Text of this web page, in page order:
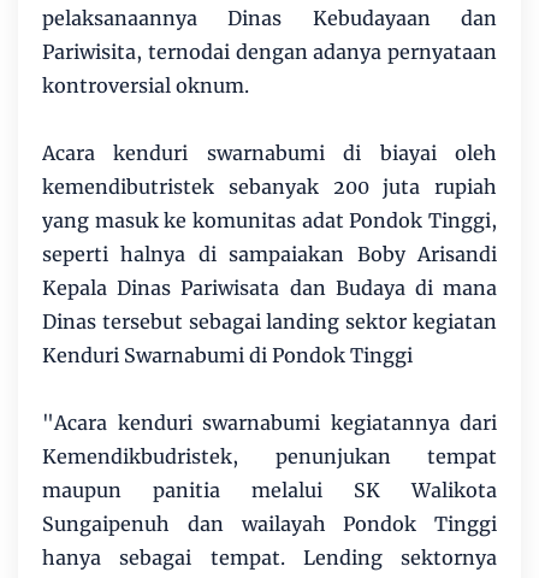
pelaksanaannya Dinas Kebudayaan dan
Pariwisita, ternodai dengan adanya pernyataan
kontroversial oknum.
Acara kenduri swarnabumi di biayai oleh
kemendibutristek sebanyak 200 juta rupiah
yang masuk ke komunitas adat Pondok Tinggi,
seperti halnya di sampaiakan Boby Arisandi
Kepala Dinas Pariwisata dan Budaya di mana
Dinas tersebut sebagai landing sektor kegiatan
Kenduri Swarnabumi di Pondok Tinggi
"Acara kenduri swarnabumi kegiatannya dari
Kemendikbudristek, penunjukan tempat
maupun panitia melalui SK Walikota
Sungaipenuh dan wailayah Pondok Tinggi
hanya sebagai tempat. Lending sektornya